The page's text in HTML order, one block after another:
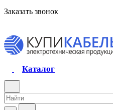
Заказать звонок
Каталог